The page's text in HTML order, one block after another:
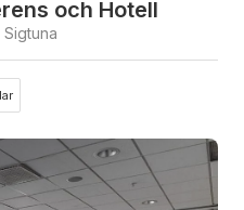
och Hotell